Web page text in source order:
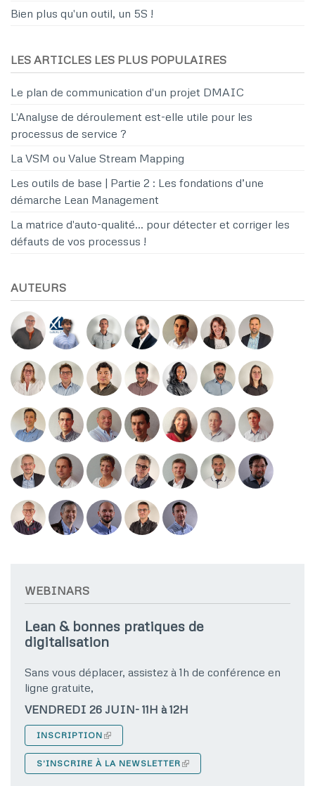
Bien plus qu'un outil, un 5S !
LES ARTICLES LES PLUS POPULAIRES
Le plan de communication d'un projet DMAIC
L'Analyse de déroulement est-elle utile pour les
processus de service ?
La VSM ou Value Stream Mapping
Les outils de base | Partie 2 : Les fondations d’une
démarche Lean Management
La matrice d'auto-qualité… pour détecter et corriger les
défauts de vos processus !
AUTEURS
WEBINARS
Lean & bonnes pratiques de
digitalisation
Sans vous déplacer, assistez à 1h de conférence en
ligne gratuite,
VENDREDI 26 JUIN- 11H à 12H
INSCRIPTION
S'INSCRIRE À LA NEWSLETTER